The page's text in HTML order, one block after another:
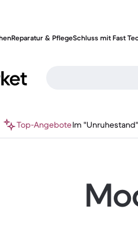
Reparatur & PflegeSchluss mit Fast
Top-AngeboteIm "Unruhestand"